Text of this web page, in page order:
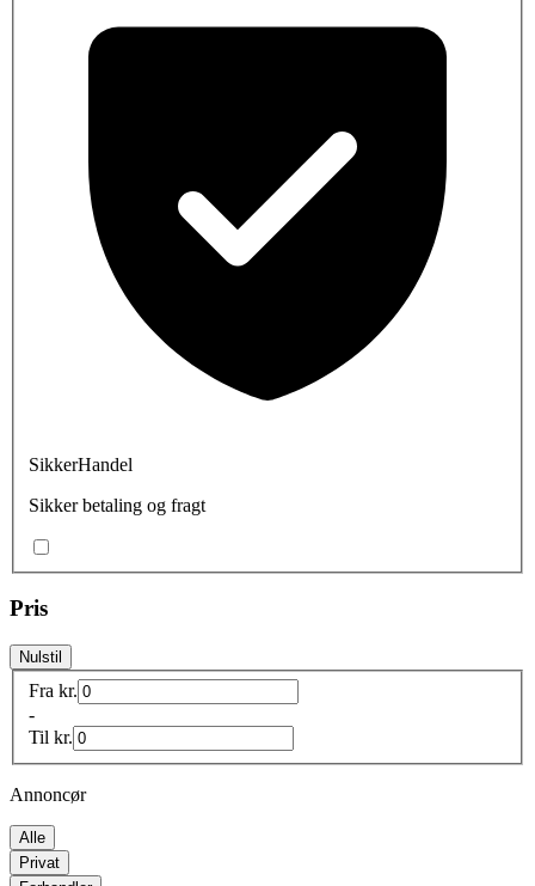
SikkerHandel
Sikker betaling og fragt
Pris
Nulstil
Fra kr.
-
Til kr.
Annoncør
Alle
Privat